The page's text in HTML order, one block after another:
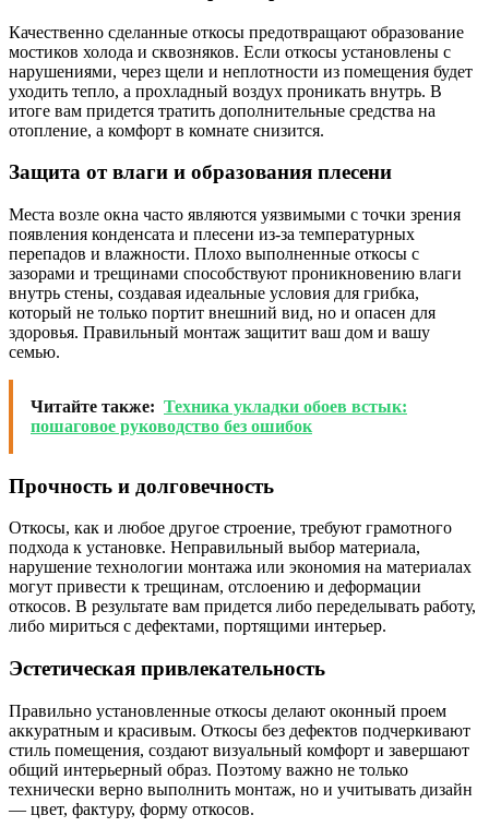
Качественно сделанные откосы предотвращают образование
мостиков холода и сквозняков. Если откосы установлены с
нарушениями, через щели и неплотности из помещения будет
уходить тепло, а прохладный воздух проникать внутрь. В
итоге вам придется тратить дополнительные средства на
отопление, а комфорт в комнате снизится.
Защита от влаги и образования плесени
Места возле окна часто являются уязвимыми с точки зрения
появления конденсата и плесени из-за температурных
перепадов и влажности. Плохо выполненные откосы с
зазорами и трещинами способствуют проникновению влаги
внутрь стены, создавая идеальные условия для грибка,
который не только портит внешний вид, но и опасен для
здоровья. Правильный монтаж защитит ваш дом и вашу
семью.
Читайте также: Техника укладки обоев встык:
пошаговое руководство без ошибок
Прочность и долговечность
Откосы, как и любое другое строение, требуют грамотного
подхода к установке. Неправильный выбор материала,
нарушение технологии монтажа или экономия на материалах
могут привести к трещинам, отслоению и деформации
откосов. В результате вам придется либо переделывать работу,
либо мириться с дефектами, портящими интерьер.
Эстетическая привлекательность
Правильно установленные откосы делают оконный проем
аккуратным и красивым. Откосы без дефектов подчеркивают
стиль помещения, создают визуальный комфорт и завершают
общий интерьерный образ. Поэтому важно не только
технически верно выполнить монтаж, но и учитывать дизайн
— цвет, фактуру, форму откосов.